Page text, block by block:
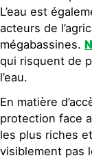
L’eau est
acteurs de
mégabassines.
qui risquent de
l’eau.
En matière
protection face
les plus riches
visiblement pas